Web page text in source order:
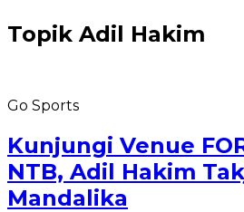
Topik Adil Hakim
Go Sports
Kunjungi Venue
NTB, Adil Hakim
Mandalika